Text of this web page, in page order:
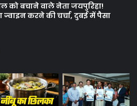
को बचाने वाले नेता जयपुरिहा!
ज्वाइन करने की चर्चा, दुबई में पैसा